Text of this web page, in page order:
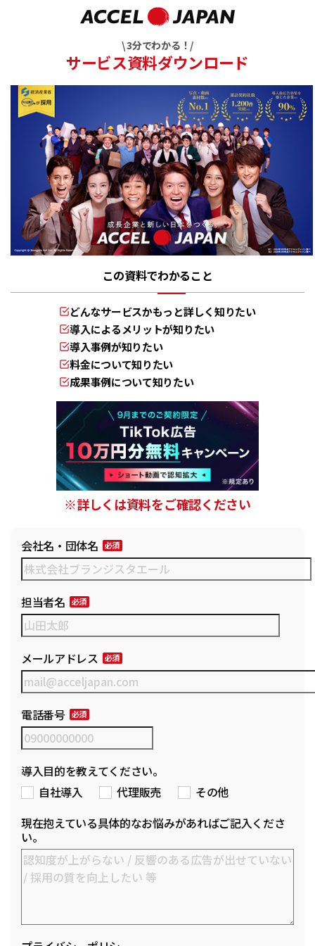
\ 3分でわかる！/
サービス資料ダウンロード
この資料でわかること
どんなサービスかもっと詳しく知りたい
導入によるメリットが知りたい
導入事例が知りたい
料金について知りたい
成果事例について知りたい
※詳しくは資料をご確認ください
会社名・団体名
担当者名
メールアドレス
電話番号
導入目的を教えてください。
自社導入
代理販売
その他
現在抱えている具体的なお悩みがあればご記入くださ
い。